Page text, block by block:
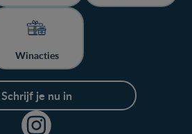
Winacties
Schrijf je nu in